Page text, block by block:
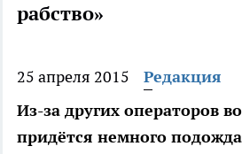
рабство»
25 апреля 2015
Редакция
Из-за других операторов
придётся немного